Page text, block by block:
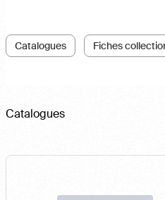
Catalogues Fiches
Catalogues